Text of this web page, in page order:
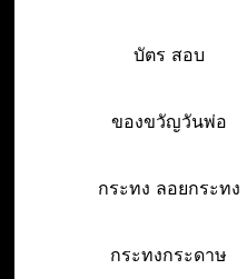
บัตร สอบ
ของขวัญวันพ่อ
กระทง ลอยกระทง
กระทงกระดาษ